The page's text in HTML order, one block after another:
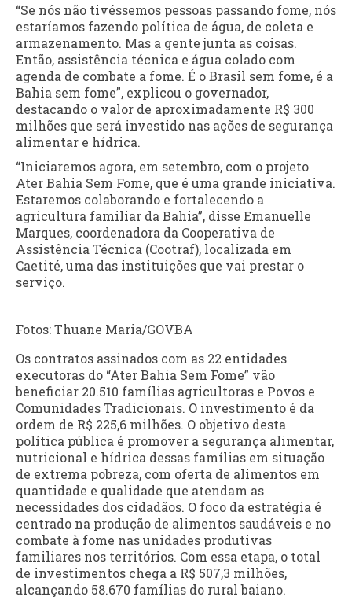
“Se nós não tivéssemos pessoas passando fome, nós
estaríamos fazendo política de água, de coleta e
armazenamento. Mas a gente junta as coisas.
Então, assistência técnica e água colado com
agenda de combate a fome. É o Brasil sem fome, é a
Bahia sem fome”, explicou o governador,
destacando o valor de aproximadamente R$ 300
milhões que será investido nas ações de segurança
alimentar e hídrica.
“Iniciaremos agora, em setembro, com o projeto
Ater Bahia Sem Fome, que é uma grande iniciativa.
Estaremos colaborando e fortalecendo a
agricultura familiar da Bahia”, disse Emanuelle
Marques, coordenadora da Cooperativa de
Assistência Técnica (Cootraf), localizada em
Caetité, uma das instituições que vai prestar o
serviço.
Fotos: Thuane Maria/GOVBA
Os contratos assinados com as 22 entidades
executoras do “Ater Bahia Sem Fome” vão
beneficiar 20.510 famílias agricultoras e Povos e
Comunidades Tradicionais. O investimento é da
ordem de R$ 225,6 milhões. O objetivo desta
política pública é promover a segurança alimentar,
nutricional e hídrica dessas famílias em situação
de extrema pobreza, com oferta de alimentos em
quantidade e qualidade que atendam as
necessidades dos cidadãos. O foco da estratégia é
centrado na produção de alimentos saudáveis e no
combate à fome nas unidades produtivas
familiares nos territórios. Com essa etapa, o total
de investimentos chega a R$ 507,3 milhões,
alcançando 58.670 famílias do rural baiano.